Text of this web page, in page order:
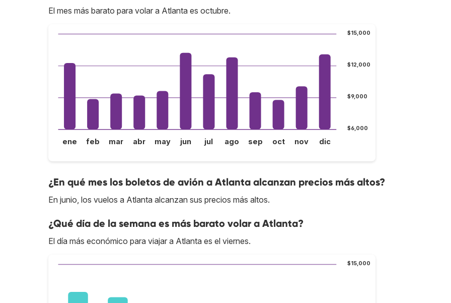
El mes más barato para volar a Atlanta es octubre.
$6,000
$9,000
$12,000
$15,000
ene feb mar abr may jun jul ago sep oct nov dic
¿En qué mes los boletos de avión a Atlanta alcanzan precios más altos?
En junio, los vuelos a Atlanta alcanzan sus precios más altos.
¿Qué día de la semana es más barato volar a Atlanta?
El día más económico para viajar a Atlanta es el viernes.
$15,000